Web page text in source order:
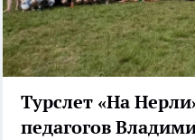
Турслет «На
педагогов